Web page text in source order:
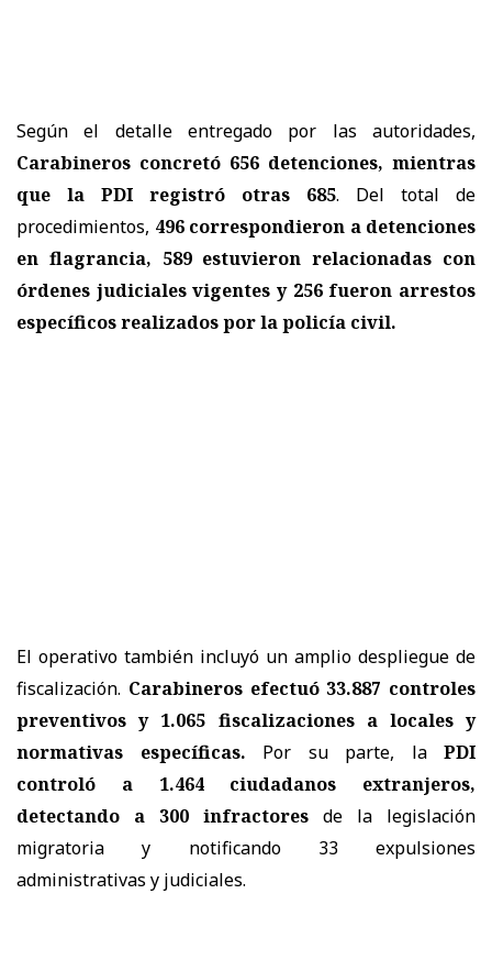
Según el detalle entregado por las autoridades,
Carabineros concretó 656 detenciones, mientras
que la PDI registró otras 685. Del total de
procedimientos, 496 correspondieron a detenciones
en flagrancia, 589 estuvieron relacionadas con
órdenes judiciales vigentes y 256 fueron arrestos
específicos realizados por la policía civil.
El operativo también incluyó un amplio despliegue de
fiscalización. Carabineros efectuó 33.887 controles
preventivos y 1.065 fiscalizaciones a locales y
normativas específicas. Por su parte, la PDI
controló a 1.464 ciudadanos extranjeros,
detectando a 300 infractores de la legislación
migratoria y notificando 33 expulsiones
administrativas y judiciales.